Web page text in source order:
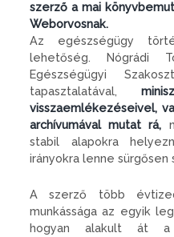
szerző a mai
Weborvosnak.
Az egészségügy
lehetőség. Nógrádi
Egészségügyi
tapasztalatával,
visszaemlékezéseivel,
archívumával mutat rá,
stabil alapokra
irányokra lenne sürgősen
A szerző több
munkássága az egyik
hogyan alakult át a